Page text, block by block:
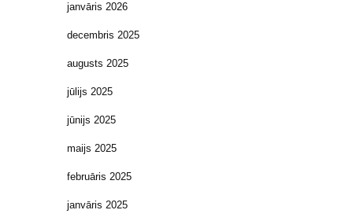
janvāris 2026
decembris 2025
augusts 2025
jūlijs 2025
jūnijs 2025
maijs 2025
februāris 2025
janvāris 2025